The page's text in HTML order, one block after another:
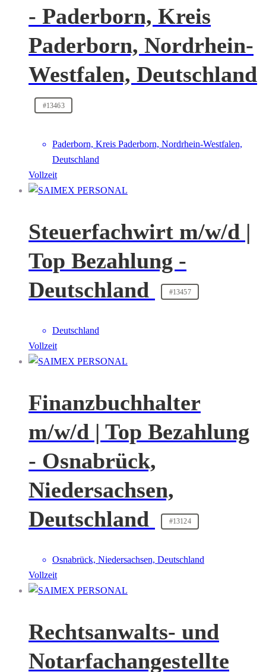
- Paderborn, Kreis
Paderborn, Nordrhein-
Westfalen, Deutschland
#13463
Paderborn, Kreis Paderborn, Nordrhein-Westfalen,
Deutschland
Vollzeit
Steuerfachwirt m/w/d |
Top Bezahlung -
Deutschland
#13457
Deutschland
Vollzeit
Finanzbuchhalter
m/w/d | Top Bezahlung
- Osnabrück,
Niedersachsen,
Deutschland
#13124
Osnabrück, Niedersachsen, Deutschland
Vollzeit
Rechtsanwalts- und
Notarfachangestellte